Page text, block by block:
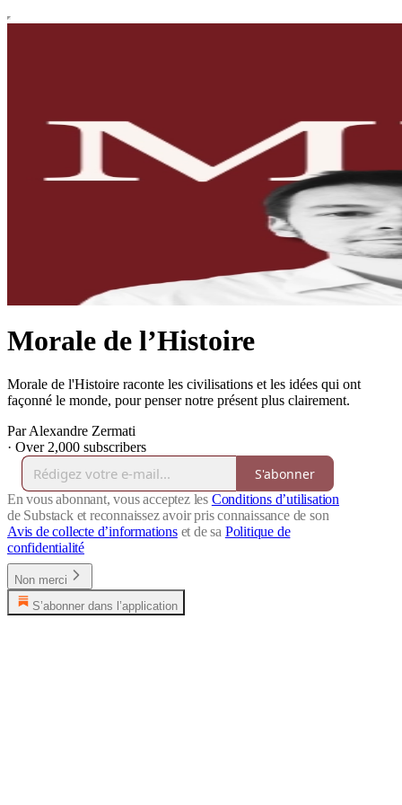
Morale de l’Histoire
Morale de l'Histoire raconte les civilisations et les idées qui ont
façonné le monde, pour penser notre présent plus clairement.
Par Alexandre Zermati
· Over 2,000 subscribers
S'abonner
En vous abonnant, vous acceptez les Conditions d’utilisation
de Substack et reconnaissez avoir pris connaissance de son
Avis de collecte d’informationset de sa Politique de
confidentialité
Non merci
S’abonner dans l’application